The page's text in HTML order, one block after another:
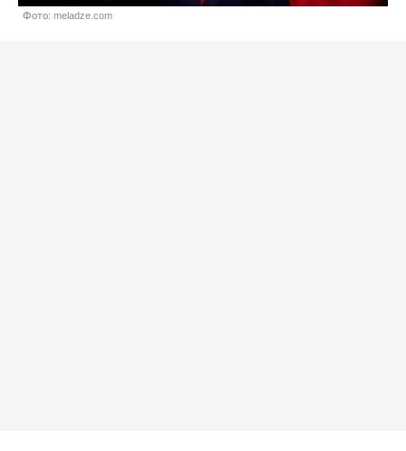
Фото: meladze.com